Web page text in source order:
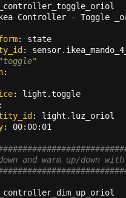
Controller - Toggle
: state
:
"toggle"
:
: light.toggle
:
: light.luz_oriol
: 00: 00: 01
and warm up/down